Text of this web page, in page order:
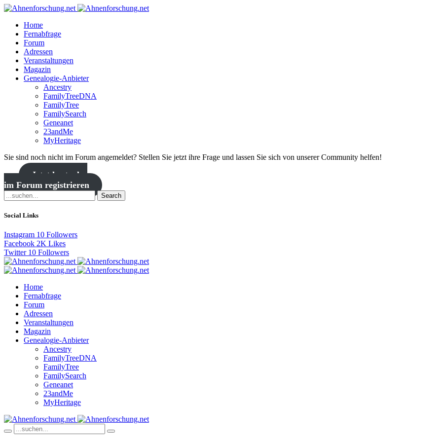
Home
Fernabfrage
Forum
Adressen
Veranstaltungen
Magazin
Genealogie-Anbieter
Ancestry
FamilyTreeDNA
FamilyTree
FamilySearch
Geneanet
23andMe
MyHeritage
Sie sind noch nicht im Forum angemeldet? Stellen Sie jetzt ihre Frage und lassen Sie sich von unserer Community helfen!
Jetzt kostenlos
im Forum registrieren
Search
Social Links
Instagram 10 Followers
Facebook 2K Likes
Twitter 10 Followers
Home
Fernabfrage
Forum
Adressen
Veranstaltungen
Magazin
Genealogie-Anbieter
Ancestry
FamilyTreeDNA
FamilyTree
FamilySearch
Geneanet
23andMe
MyHeritage